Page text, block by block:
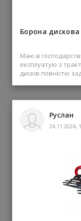
Борона
Маю в
експлуатую з трактором Farmer 10286.
дисків повністю
Руслан
24.11.2024,